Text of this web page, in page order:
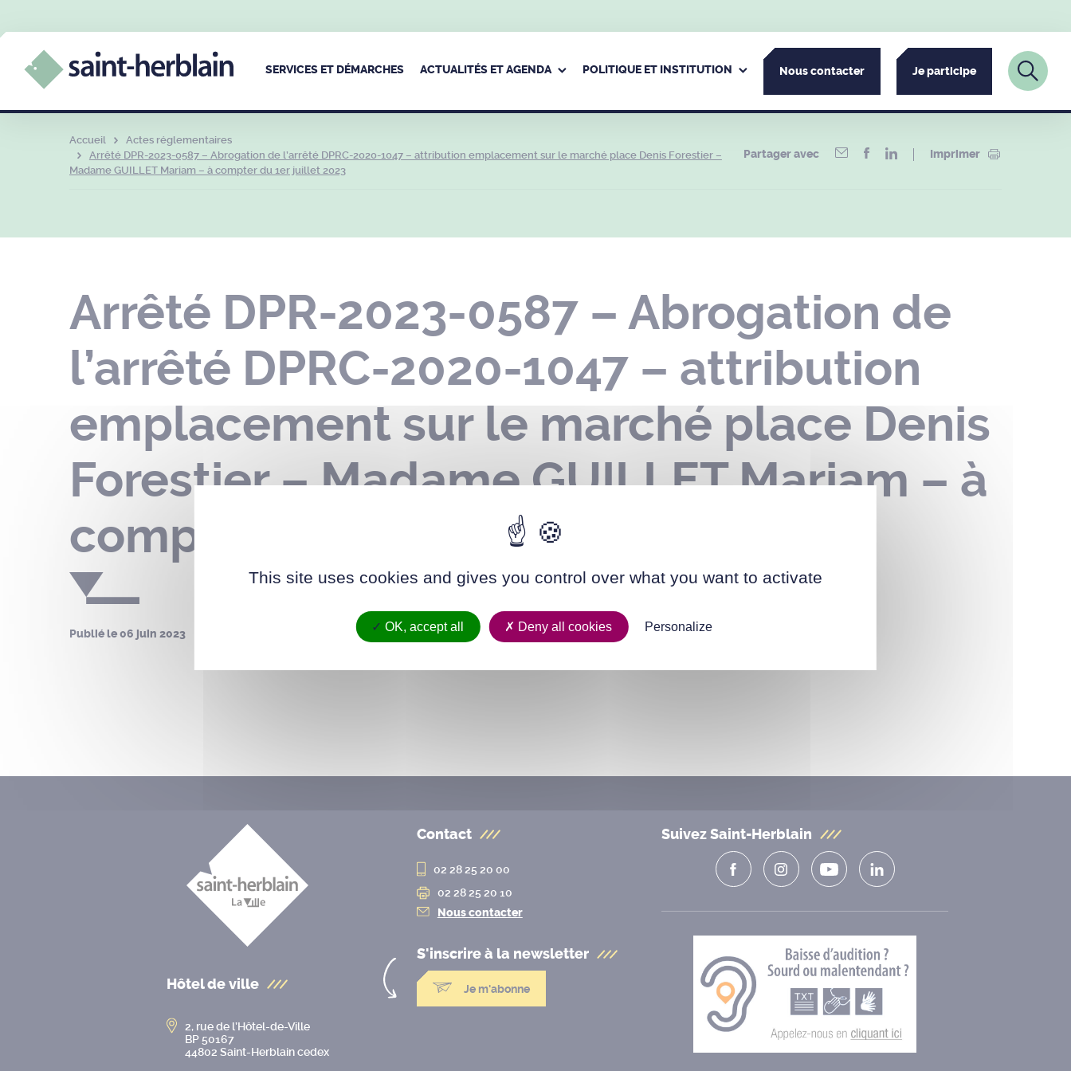
SERVICES ET DÉMARCHES ACTUALITÉS ET AGENDA POLITIQUE ET INSTITUTION Nous contacter Je participe
Accueil
Actes réglementaires
Arrêté DPR-2023-0587 – Abrogation de l’arrêté DPRC-2020-1047 – attribution emplacement sur le marché place Denis Forestier –
Madame GUILLET Mariam – à compter du 1er juillet 2023
Partager avec Imprimer
Arrêté DPR-2023-0587 – Abrogation de
l’arrêté DPRC-2020-1047 – attribution
emplacement sur le marché place Denis
Forestier – Madame GUILLET Mariam – à
compter du 1er juillet 2023
Publié le06 juin 2023
Hôtel de ville
2, rue de l’Hôtel-de-Ville
BP 50167
44802 Saint-Herblain cedex
Contact
02 28 25 20 00
02 28 25 20 10
Nous contacter
S'inscrire à la newsletter
Je m'abonne
Suivez Saint-Herblain
This site uses cookies and gives you control over what you want to activate
OK, accept all Deny all cookies Personalize